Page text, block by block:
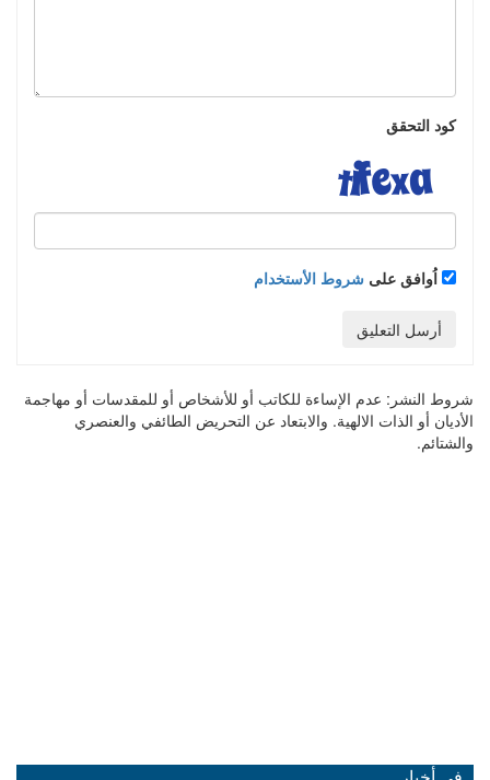
كود التحقق
اُوافق على شروط الأستخدام
أرسل التعليق
شروط النشر: عدم الإساءة للكاتب أو للأشخاص أو للمقدسات أو مهاجمة
الأديان أو الذات الالهية. والابتعاد عن التحريض الطائفي والعنصري
والشتائم.